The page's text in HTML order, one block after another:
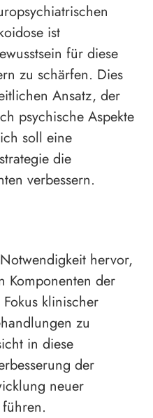
ist
für diese
zu schärfen. Dies
Ansatz, der
psychische Aspekte
soll eine
die
verbessern.
hervor,
Komponenten der
klinischer
zu
in diese
der
neuer